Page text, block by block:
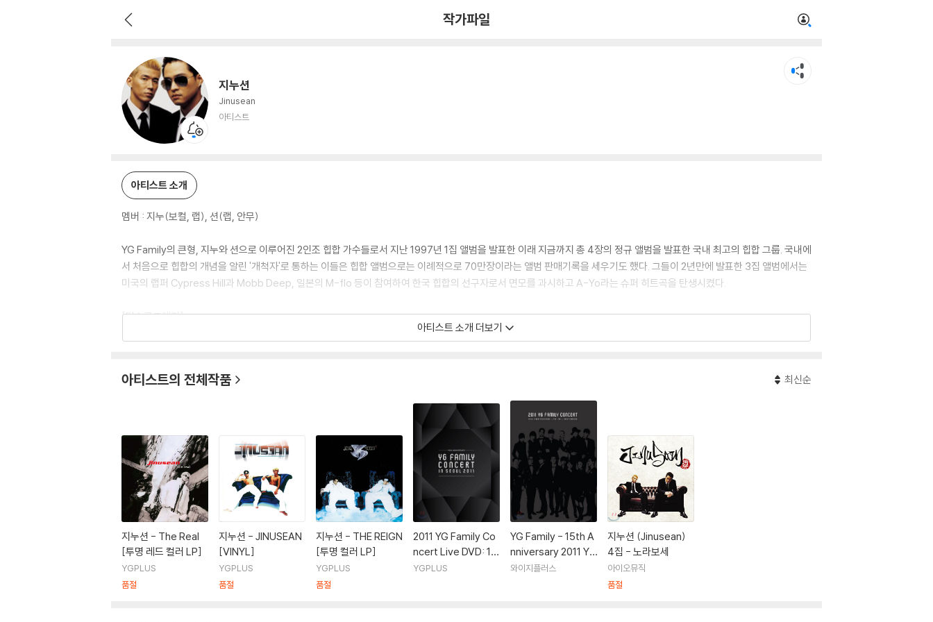
작가파일
지누션
Jinusean
아티스트
아티스트 소개
멤버 : 지누(보컬, 랩), 션(랩, 안무)
YG Family의 큰형, 지누와 션으로 이루어진 2인조 힙합 가수들로서 지난 1997년 1집 앨범을 발표한 이래 지금까지 총 4장의 정규 앨범을 발표한 국내 최고의 힙합 그룹. 국내에
서 처음으로 힙합의 개념을 알린 '개척자'로 통하는 이들은 힙합 앨범으로는 이례적으로 70만장이라는 앨범 판매기록을 세우기도 했다. 그들이 2년만에 발표한 3집 앨범에서는
미국의 랩퍼 Cypress Hill과 Mobb Deep, 일본의 M-flo 등이 참여하여 한국 힙합의 선구자로서 면모를 과시하고 A-Yo라는 슈퍼 히트곡을 탄생시켰다.
[디스코그래피]
1998년 01월 05일 1.5 Album [The Real]
[수상내역]
1997년 제8회 서울가요대상 [10대 가수상]
1997년 대한민국 영상 음반 대상 [신인 가수상]
1997년 서울가요제 [올해의 가수상]
1997년 KBS [올해의 가수상]
1997년 SBS [올해의 가수상]
1997년 iTV [올해의 가수상]
1997년 MBC [10대 가수상]
아티스트 소개 더보기
아티스트의 전체작품 최신순
지누션 - The Real
[투명 레드 컬러 LP]
YGPLUS
품절
지누션 - JINUSEAN
[VINYL]
YGPLUS
품절
지누션 - THE REIGN
[투명 컬러 LP]
YGPLUS
품절
2011 YG Family Co
ncert Live DVD: 15
th Anniversary [재
YGPLUS
YG Family - 15th A
nniversary 2011 YG
Family Concert Liv
와이지플러스
지누션 (Jinusean)
4집 - 노라보세
아이오뮤직
품절